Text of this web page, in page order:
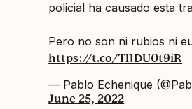
policial ha causado esta
Pero no son ni rubios ni
https://t.co/Tl1DU0t9iR
— Pablo Echenique
June 25, 2022